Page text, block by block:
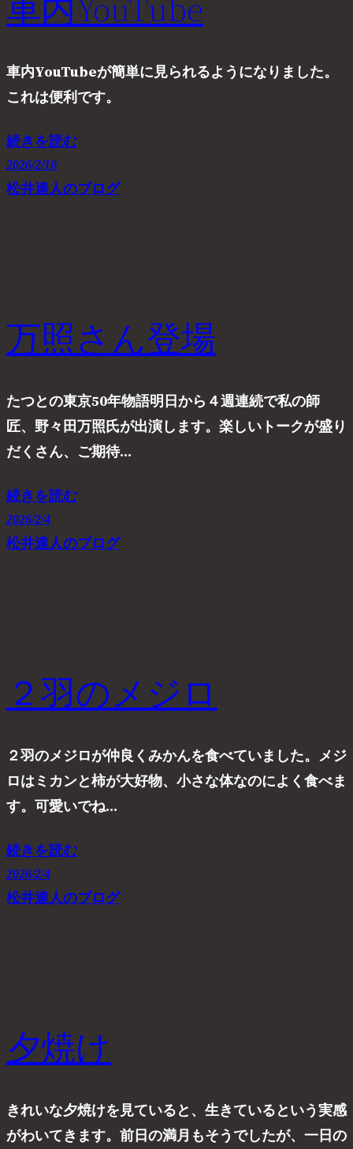
車内YouTubeが簡単に見られるようになりました。
これは便利です。
続きを読む
2026/2/10
松井達人のブログ
万照さん登場
たつとの東京50年物語明日から４週連続で私の師
匠、野々田万照氏が出演します。楽しいトークが盛り
だくさん、ご期待…
続きを読む
2026/2/4
松井達人のブログ
２羽のメジロ
２羽のメジロが仲良くみかんを食べていました。メジ
ロはミカンと柿が大好物、小さな体なのによく食べま
す。可愛いでね…
続きを読む
2026/2/4
松井達人のブログ
夕焼け
きれいな夕焼けを見ていると、生きているという実感
がわいてきます。前日の満月もそうでしたが、一日の